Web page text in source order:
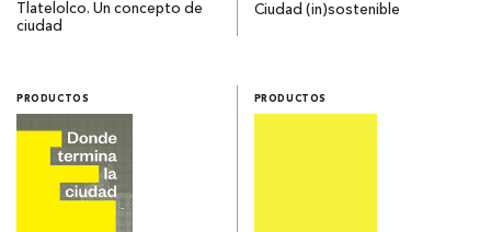
Tlatelolco. Un concepto de
ciudad
Ciudad (in)sostenible
PRODUCTOS PRODUCTOS